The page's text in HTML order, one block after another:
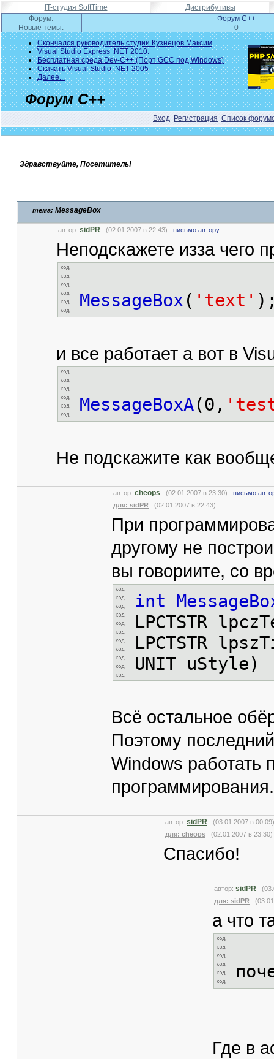
IT-студия SoftTime
Дистрибутивы
Форум:
Форум C++
Новые темы:
0
Скончался руководитель студии Кузнецов Максим
Visual Studio Express .NET 2010.
Бесплатная среда Dev-C++ (Порт GCC под Windows)
Скачать Visual Studio .NET 2005
Далее...
Форум C++
Вход Регистрация Список
Здравствуйте, Посетитель!
тема: MessageBox
автор: sidPR (02.01.2007 в 22:43) письмо автору
Неподскажете изза чего
MessageBox ( 'text'
и все работает а вот в
MessageBoxA(0,
Не подскажите как
автор: cheops (02.01.2007 в 23:30) письмо
для: sidPR (02.01.2007 в 22:43)
При
другому не
вы говориите, со
int
LPCTSTR
LPCTSTR
UNIT uStyle)
Всё остальное
Поэтому
Windows работать
программирования.
автор: sidPR (03.01.2007 в
для: cheops (02.01.2007 в 23:30)
Спасибо!
автор: sidPR
для: sidPR
а что
Где в